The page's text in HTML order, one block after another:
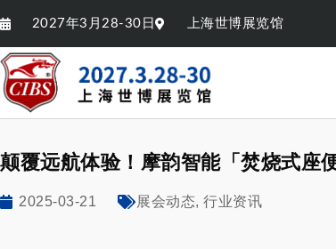
2027年3月28-30日 上海世博展览馆
颠覆远航体验！摩韵智能「焚烧式座
2025-03-21 展会动态, 行业资讯